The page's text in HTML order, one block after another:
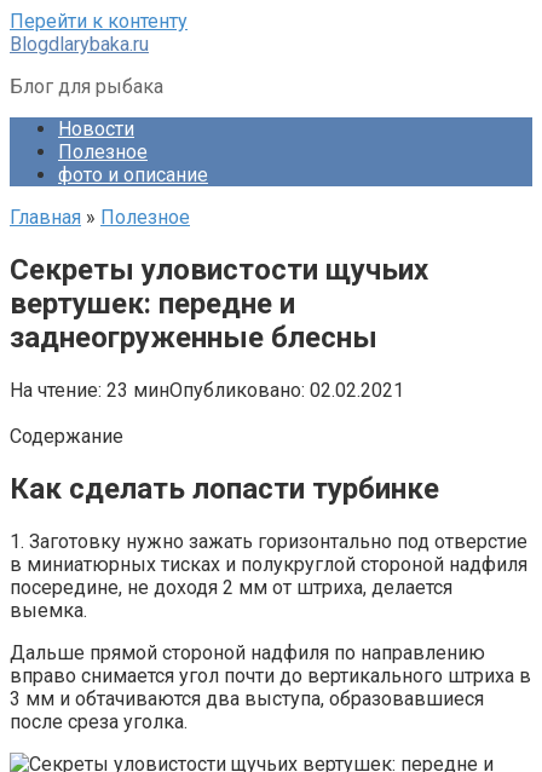
Перейти к контенту
Blogdlarybaka.ru
Блог для рыбака
Новости
Полезное
фото и описание
Главная » Полезное
Секреты уловистости щучьих
вертушек: передне и
заднеогруженные блесны
На чтение: 23 минОпубликовано: 02.02.2021
Содержание
Как сделать лопасти турбинке
1. Заготовку нужно зажать горизонтально под отверстие
в миниатюрных тисках и полукруглой стороной надфиля
посередине, не доходя 2 мм от штриха, делается
выемка.
Дальше прямой стороной надфиля по направлению
вправо снимается угол почти до вертикального штриха в
3 мм и обтачиваются два выступа, образовавшиеся
после среза уголка.